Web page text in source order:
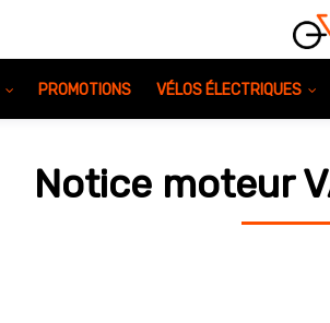
PROMOTIONS VÉLOS ÉLECTRIQUES
Notice moteur